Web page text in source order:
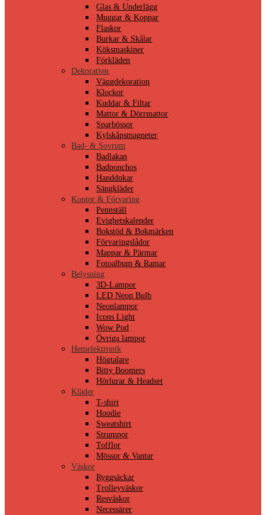
Glas & Underlägg
Muggar & Koppar
Flaskor
Burkar & Skålar
Köksmaskiner
Förkläden
Dekoration
Väggdekoration
Klockor
Kuddar & Filtar
Mattor & Dörrmattor
Sparbössor
Kylskåpsmagneter
Bad- & Sovrum
Badlakan
Badponchos
Handdukar
Sängkläder
Kontor & Förvaring
Pennställ
Evighetskalender
Bokstöd & Bokmärken
Förvaringslådor
Mappar & Pärmar
Fotoalbum & Ramar
Belysning
3D-Lampor
LED Neon Bulb
Neonlampor
Icons Light
Wow Pod
Övriga lampor
Hemelektronik
Högtalare
Bitty Boomers
Hörlurar & Headset
Kläder
T-shirt
Hoodie
Sweatshirt
Strumpor
Tofflor
Mössor & Vantar
Väskor
Ryggsäckar
Trolleyväskor
Resväskor
Necessärer